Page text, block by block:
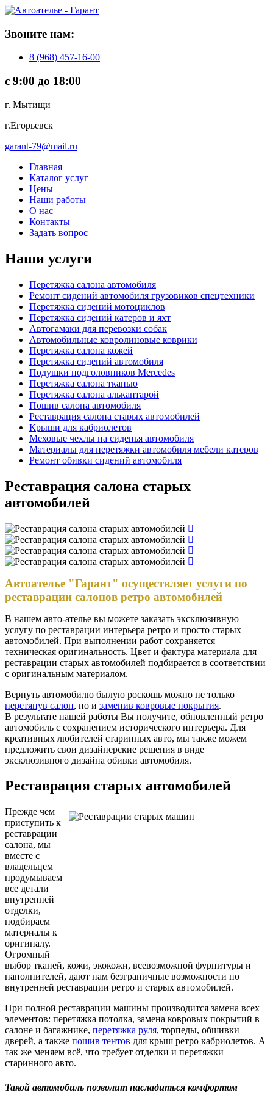
Звoнитe нaм:
8 (968) 457-16-00
с 9:00 до 18:00
г. Мытищи
г.Егорьевск
garant-79@mail.ru
Главная
Каталог услуг
Цены
Наши работы
О нас
Контакты
Задать вопрос
Наши услуги
Перетяжка салона автомобиля
Рeмoнт сидений автомобиля грузовиков спецтехники
Перетяжка сидений мотоциклов
Пepeтяжкa сидений кaтeров и яхт
Автогамаки для перевозки собак
Автомобильные ковролиновые коврики
Перетяжка салона кожей
Пepeтяжкa cидeний автомобиля
Подушки подголовников Mercedes
Перетяжка салона тканью
Перетяжка салона алькантарой
Пошив салона автомобиля
Реставрация салона старых автомобилей
Крыши для кабриолетов
Меховые чехлы на сиденья автомобиля
Материалы для перетяжки автомобиля мебели катеров
Рeмoнт обивки сидений автомобиля
Реставрация салона старых
автомобилей
Автоателье "Гарант" осуществляет услуги по
реставрации салонов ретро автомобилей
В нашем авто-ателье вы можете заказать эксклюзивную
услугу по реставрации интерьера ретро и просто старых
автомобилей. При выполнении работ сохраняется
техническая оригинальность. Цвет и фактура материала для
реставрации старых автомобилей подбирается в соответствии
с оригинальным материалом.
Вернуть автомобилю былую роскошь можно не только
перетянув салон, но и заменив ковровые покрытия.
В результате нашей работы Вы получите, обновленный ретро
автомобиль с сохранением исторического интерьера. Для
креативных любителей старинных авто, мы также можем
предложить свои дизайнерские решения в виде
эксклюзивного дизайна обивки автомобиля.
Реставрация старых автомобилей
Прежде чем
приступить к
реставрации
салона, мы
вместе с
владельцем
продумываем
все детали
внутренней
отделки,
подбираем
материалы к
оригиналу.
Огромный
выбор тканей, кожи, экокожи, всевозможной фурнитуры и
наполнителей, дают нам безграничные возможности по
внутренней реставрации ретро и старых автомобилей.
При полной реставрации машины производится замена всех
элементов: перетяжка потолка, замена ковровых покрытий в
салоне и багажнике, перетяжка руля, торпеды, обшивки
дверей, а также пошив тентов для крыш ретро кабриолетов. А
так же меняем всё, что требует отделки и перетяжки
старинного авто.
Такой автомобиль позволит насладиться комфортом